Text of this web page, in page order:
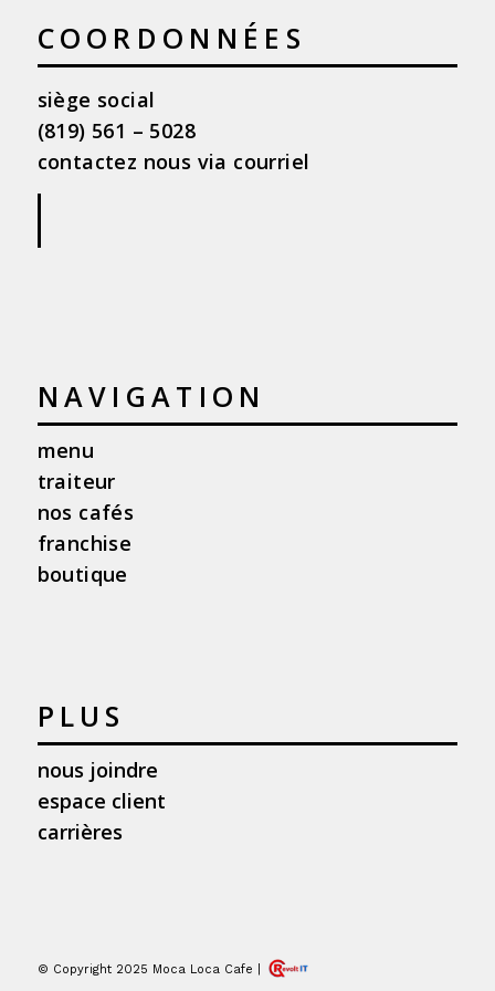
COORDONNÉES
siège social
(819) 561 – 5028
contactez nous via courriel
NAVIGATION
menu
traiteur
nos cafés
franchise
boutique
PLUS
nous joindre
espace client
carrières
© Copyright 2025 Moca Loca Cafe |